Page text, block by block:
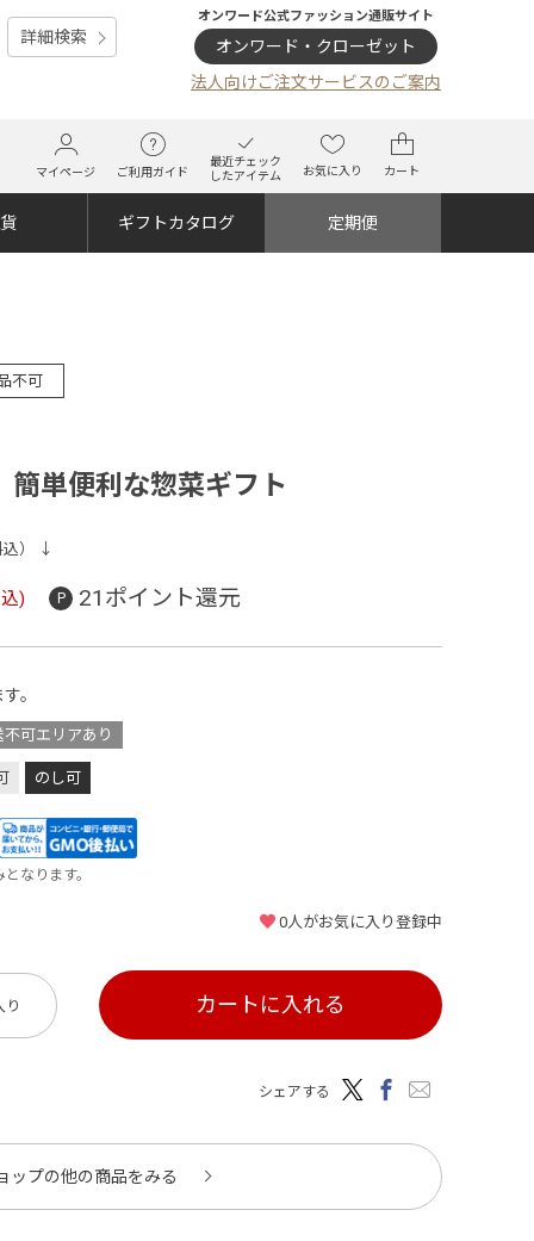
詳細検索
オンワード公式ファッション通販サイト
オンワード・クローゼット
法人向けご注文サービスのご案内
マイページ ご利用ガイド
最近チェック
したアイテム
お気に入り カート
ギフトカタログ 定期便
不可
単便利な惣菜ギフト
込） ↓
) 21ポイント還元
。
不可エリアあり
のし可
なります。
0人がお気に入り登録中
り カートに入れる
シェアする
ップの他の商品をみる